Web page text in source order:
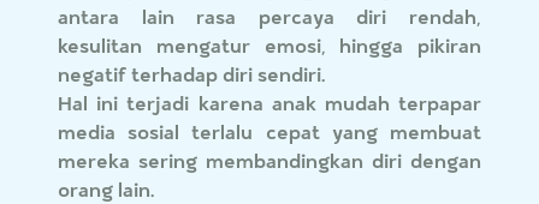
antara lain rasa percaya diri rendah,
kesulitan mengatur emosi, hingga pikiran
negatif terhadap diri sendiri.
Hal ini terjadi karena anak mudah terpapar
media sosial terlalu cepat yang membuat
mereka sering membandingkan diri dengan
orang lain.